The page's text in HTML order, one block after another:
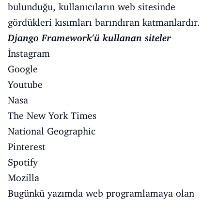
bulunduğu, kullanıcıların web sitesinde
gördükleri kısımları barındıran katmanlardır.
Django Framework'ü kullanan siteler
İnstagram
Google
Youtube
Nasa
The New York Times
National Geographic
Pinterest
Spotify
Mozilla
Bugünkü yazımda web programlamaya olan